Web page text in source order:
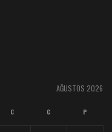
AĞUSTOS 2026
C C P